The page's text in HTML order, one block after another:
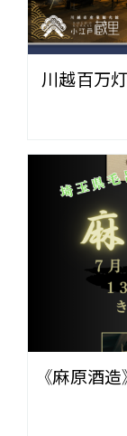
川越百万
《麻原酒